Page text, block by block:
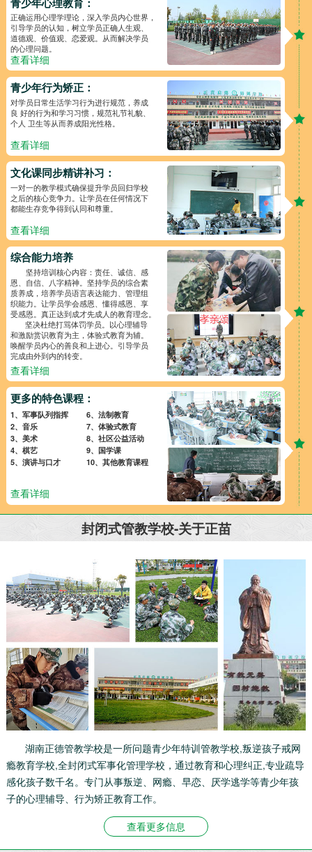
正确运用心理学理论，深入学员内心世界，
引导学员的认知，树立学员正确人生观、
道德观、价值观、恋爱观。从而解决学员
的心理问题。
查看详细
青少年行为矫正：
对学员日常生活学习行为进行规范，养成
良 好的行为和学习习惯，规范礼节礼貌、
个人 卫生等从而养成阳光性格。
查看详细
文化课同步精讲补习：
一对一的教学模式确保提升学员回归学校
之后的核心竞争力。让学员在任何情况下
都能生存竞争得到认同和尊重。
查看详细
综合能力培养
坚持培训核心内容：责任、诚信、感
恩、自信、八字精神。坚持学员的综合素
质养成，培养学员语言表达能力、管理组
织能力。让学员学会感恩、懂得感恩、享
受感恩。真正达到成才先成人的教育理念。
坚决杜绝打骂体罚学员。以心理辅导
和激励赏识教育为主，体验式教育为辅。
唤醒学员内心的善良和上进心。引导学员
完成由外到内的转变。
查看详细
更多的特色课程：
1、军事队列指挥
6、法制教育
2、音乐
7、体验式教育
3、美术
8、社区公益活动
4、棋艺
9、国学课
5、演讲与口才
10、其他教育课程
查看详细
封闭式管教学校-关于正苗
湖南正德管教学校是一所问题青少年特训管教学校,叛逆孩子戒网
瘾教育学校,全封闭式军事化管理学校，通过教育和心理纠正,专业疏导
感化孩子数千名。专门从事叛逆、网瘾、早恋、厌学逃学等青少年孩
子的心理辅导、行为矫正教育工作。
查看更多信息